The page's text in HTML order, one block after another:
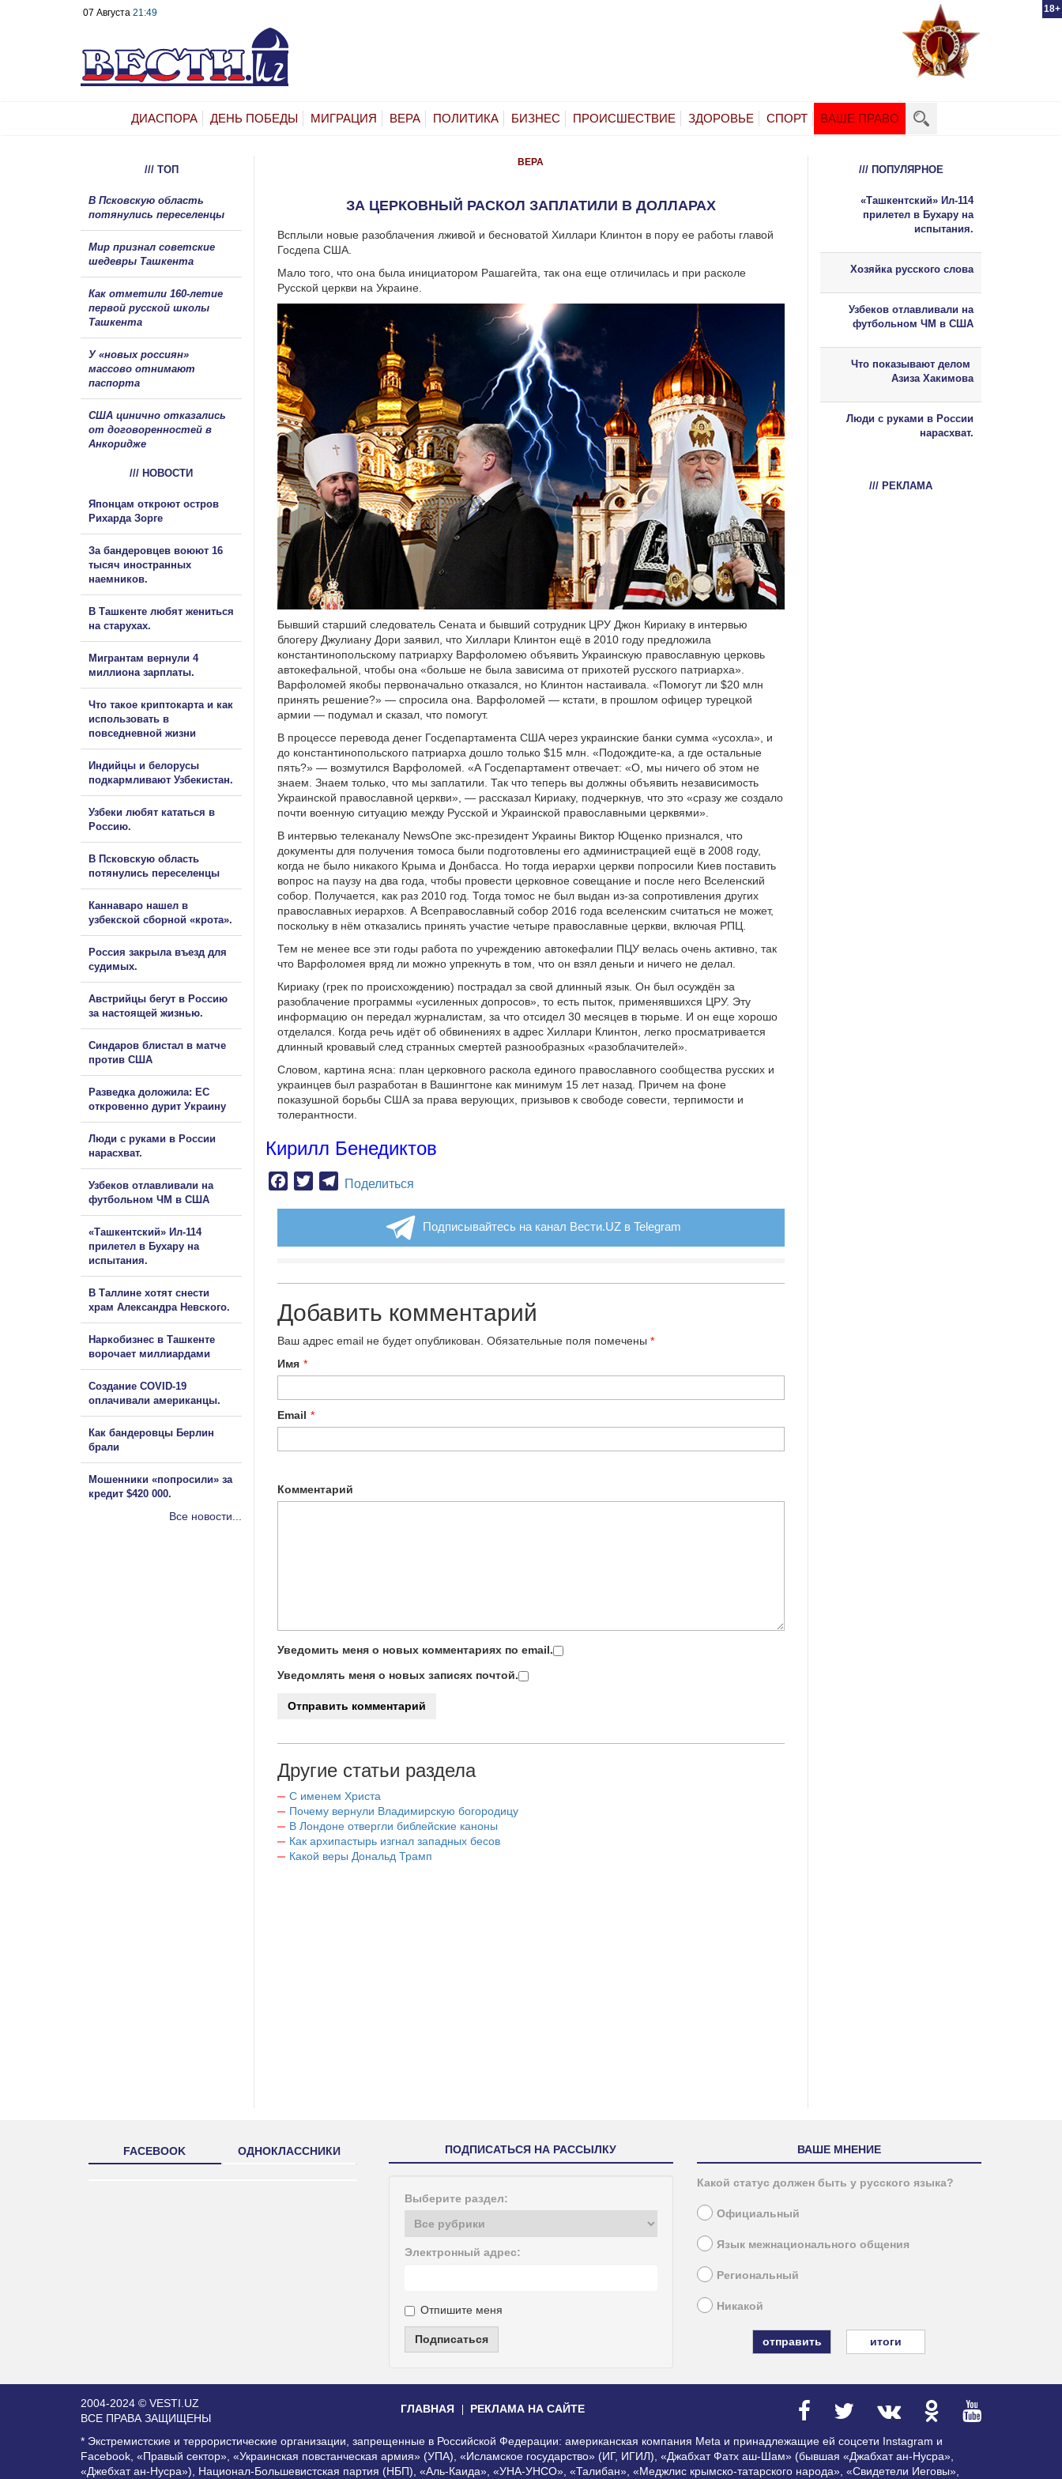
18+
07 Августа 21:49
ДИАСПОРА ДЕНЬ ПОБЕДЫ МИГРАЦИЯ ВЕРА ПОЛИТИКА БИЗНЕС ПРОИСШЕСТВИЕ ЗДОРОВЬЕ СПОРТ ВАШЕ ПРАВО
ВЕРА
ЗА ЦЕРКОВНЫЙ РАСКОЛ ЗАПЛАТИЛИ В ДОЛЛАРАХ
Всплыли новые разоблачения лживой и бесноватой Хиллари Клинтон в пору ее работы главой
Госдепа США.
Мало того, что она была инициатором Рашагейта, так она еще отличилась и при расколе
Русской церкви на Украине.
Бывший старший следователь Сената и бывший сотрудник ЦРУ Джон Кириаку в интервью
блогеру Джулиану Дори заявил, что Хиллари Клинтон ещё в 2010 году предложила
константинопольскому патриарху Варфоломею объявить Украинскую православную церковь
автокефальной, чтобы она «больше не была зависима от прихотей русского патриарха».
Варфоломей якобы первоначально отказался, но Клинтон настаивала. «Помогут ли $20 млн
принять решение?» — спросила она. Варфоломей — кстати, в прошлом офицер турецкой
армии — подумал и сказал, что помогут.
В процессе перевода денег Госдепартамента США через украинские банки сумма «усохла», и
до константинопольского патриарха дошло только $15 млн. «Подождите-ка, а где остальные
пять?» — возмутился Варфоломей. «А Госдепартамент отвечает: «О, мы ничего об этом не
знаем. Знаем только, что мы заплатили. Так что теперь вы должны объявить независимость
Украинской православной церкви», — рассказал Кириаку, подчеркнув, что это «сразу же создало
почти военную ситуацию между Русской и Украинской православными церквями».
В интервью телеканалу NewsOne экс-президент Украины Виктор Ющенко признался, что
документы для получения томоса были подготовлены его администрацией ещё в 2008 году,
когда не было никакого Крыма и Донбасса. Но тогда иерархи церкви попросили Киев поставить
вопрос на паузу на два года, чтобы провести церковное совещание и после него Вселенский
собор. Получается, как раз 2010 год. Тогда томос не был выдан из-за сопротивления других
православных иерархов. А Всеправославный собор 2016 года вселенским считаться не может,
поскольку в нём отказались принять участие четыре православные церкви, включая РПЦ.
Тем не менее все эти годы работа по учреждению автокефалии ПЦУ велась очень активно, так
что Варфоломея вряд ли можно упрекнуть в том, что он взял деньги и ничего не делал.
Кириаку (грек по происхождению) пострадал за свой длинный язык. Он был осуждён за
разоблачение программы «усиленных допросов», то есть пыток, применявшихся ЦРУ. Эту
информацию он передал журналистам, за что отсидел 30 месяцев в тюрьме. И он еще хорошо
отделался. Когда речь идёт об обвинениях в адрес Хиллари Клинтон, легко просматривается
длинный кровавый след странных смертей разнообразных «разоблачителей».
Словом, картина ясна: план церковного раскола единого православного сообщества русских и
украинцев был разработан в Вашингтоне как минимум 15 лет назад. Причем на фоне
показушной борьбы США за права верующих, призывов к свободе совести, терпимости и
толерантности.
Кирилл Бенедиктов
Facebook
TwitterTelegram
Поделиться
Подписывайтесь на канал Вести.UZ в Telegram
Добавить комментарий
Ваш адрес email не будет опубликован. Обязательные поля помечены *
Имя *
Email *
Комментарий
Уведомить меня о новых комментариях по email.
Уведомлять меня о новых записях почтой.
Другие статьи раздела
С именем Христа
Почему вернули Владимирскую богородицу
В Лондоне отвергли библейские каноны
Как архипастырь изгнал западных бесов
Какой веры Дональд Трамп
/// ТОП
В Псковскую область
потянулись переселенцы
Мир признал советские
шедевры Ташкента
Как отметили 160-летие
первой русской школы
Ташкента
У «новых россиян»
массово отнимают
паспорта
США цинично отказались
от договоренностей в
Анкоридже
/// НОВОСТИ
Японцам откроют остров
Рихарда Зорге
За бандеровцев воюют 16
тысяч иностранных
наемников.
В Ташкенте любят жениться
на старухах.
Мигрантам вернули 4
миллиона зарплаты.
Что такое криптокарта и как
использовать в
повседневной жизни
Индийцы и белорусы
подкармливают Узбекистан.
Узбеки любят кататься в
Россию.
В Псковскую область
потянулись переселенцы
Каннаваро нашел в
узбекской сборной «крота».
Россия закрыла въезд для
судимых.
Австрийцы бегут в Россию
за настоящей жизнью.
Синдаров блистал в матче
против США
Разведка доложила: ЕС
откровенно дурит Украину
Люди с руками в России
нарасхват.
Узбеков отлавливали на
футбольном ЧМ в США
«Ташкентский» Ил-114
прилетел в Бухару на
испытания.
В Таллине хотят снести
храм Александра Невского.
Наркобизнес в Ташкенте
ворочает миллиардами
Создание COVID-19
оплачивали американцы.
Как бандеровцы Берлин
брали
Мошенники «попросили» за
кредит $420 000.
Все новости...
/// ПОПУЛЯРНОЕ
«Ташкентский» Ил-114
прилетел в Бухару на
испытания.
Хозяйка русского слова
Узбеков отлавливали на
футбольном ЧМ в США
Что показывают делом
Азиза Хакимова
Люди с руками в России
нарасхват.
/// РЕКЛАМА
FACEBOOK ОДНОКЛАССНИКИ ПОДПИСАТЬСЯ НА РАССЫЛКУ
Выберите раздел:
Электронный адрес:
Отпишите меня
Подписаться
ВАШЕ МНЕНИЕ
Какой статус должен быть у русского языка?
Официальный
Язык межнационального общения
Региональный
Никакой
итоги
2004-2024 © VESTI.UZ
ВСЕ ПРАВА ЗАЩИЩЕНЫ
ГЛАВНАЯ РЕКЛАМА НА САЙТЕ
* Экстремистские и террористические организации, запрещенные в Российской Федерации: американская компания Meta и принадлежащие ей соцсети Instagram и
Facebook, «Правый сектор», «Украинская повстанческая армия» (УПА), «Исламское государство» (ИГ, ИГИЛ), «Джабхат Фатх аш-Шам» (бывшая «Джабхат ан-Нусра»,
«Джебхат ан-Нусра»), Национал-Большевистская партия (НБП), «Аль-Каида», «УНА-УНСО», «Талибан», «Меджлис крымско-татарского народа», «Свидетели Иеговы»,